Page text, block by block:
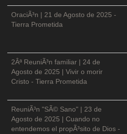
OraciÃ³n | 21 de Agosto de 2025 -
Tierra Prometida
2Âª ReuniÃ³n familiar | 24 de
Agosto de 2025 | Vivir o morir
Cristo - Tierra Prometida
ReuniÃ³n "SÃ© Sano" | 23 de
Agosto de 2025 | Cuando no
entendemos el propÃ³sito de Dios -